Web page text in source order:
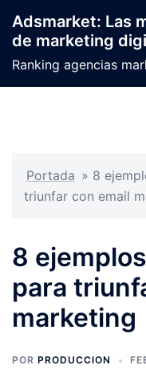
contenido
Adsmarket: Las
de marketing
Ranking agencias
Portada » 8
triunfar con email
8
para
marketing
POR PRODUCCION